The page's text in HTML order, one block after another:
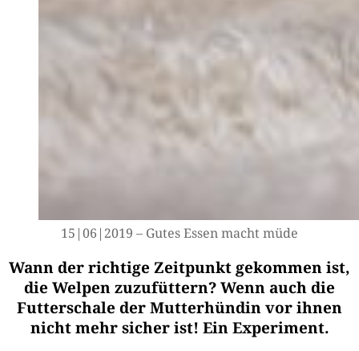
15|06|2019 – Gutes Essen macht müde
Wann der richtige Zeitpunkt gekommen ist,
die Welpen zuzufüttern? Wenn auch die
Futterschale der Mutterhündin vor ihnen
nicht mehr sicher ist! Ein Experiment.